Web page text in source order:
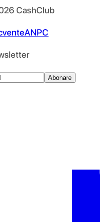
CashClub
ANPC
Abonare